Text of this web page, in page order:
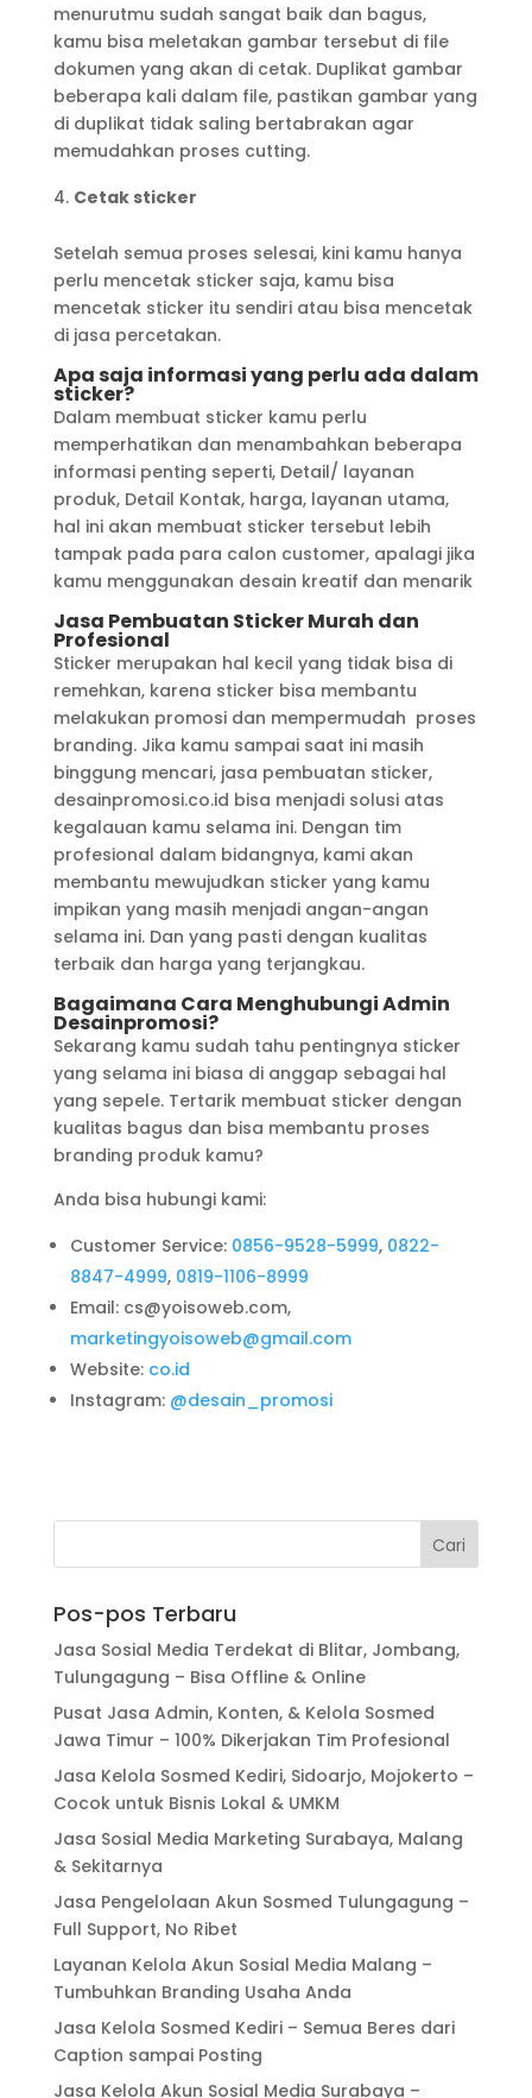
menurutmu sudah sangat baik dan bagus,
kamu bisa meletakan gambar tersebut di file
dokumen yang akan di cetak. Duplikat gambar
beberapa kali dalam file, pastikan gambar yang
di duplikat tidak saling bertabrakan agar
memudahkan proses cutting.
Cetak sticker
Setelah semua proses selesai, kini kamu hanya
perlu mencetak sticker saja, kamu bisa
mencetak sticker itu sendiri atau bisa mencetak
di jasa percetakan.
Apa saja informasi yang perlu ada dalam
sticker?
Dalam membuat sticker kamu perlu
memperhatikan dan menambahkan beberapa
informasi penting seperti, Detail/ layanan
produk, Detail Kontak, harga, layanan utama,
hal ini akan membuat sticker tersebut lebih
tampak pada para calon customer, apalagi jika
kamu menggunakan desain kreatif dan menarik
Jasa Pembuatan Sticker Murah dan
Profesional
Sticker merupakan hal kecil yang tidak bisa di
remehkan, karena sticker bisa membantu
melakukan promosi dan mempermudah proses
branding. Jika kamu sampai saat ini masih
binggung mencari, jasa pembuatan sticker,
desainpromosi.co.id bisa menjadi solusi atas
kegalauan kamu selama ini. Dengan tim
profesional dalam bidangnya, kami akan
membantu mewujudkan sticker yang kamu
impikan yang masih menjadi angan-angan
selama ini. Dan yang pasti dengan kualitas
terbaik dan harga yang terjangkau.
Bagaimana Cara Menghubungi Admin
Desainpromosi?
Sekarang kamu sudah tahu pentingnya sticker
yang selama ini biasa di anggap sebagai hal
yang sepele. Tertarik membuat sticker dengan
kualitas bagus dan bisa membantu proses
branding produk kamu?
Anda bisa hubungi kami:
Customer Service: 0856-9528-5999, 0822-
8847-4999, 0819-1106-8999
Email: cs@yoisoweb.com,
marketingyoisoweb@gmail.com
Website: co.id
Instagram: @desain_promosi
Pos-pos Terbaru
Jasa Sosial Media Terdekat di Blitar, Jombang,
Tulungagung – Bisa Offline & Online
Pusat Jasa Admin, Konten, & Kelola Sosmed
Jawa Timur – 100% Dikerjakan Tim Profesional
Jasa Kelola Sosmed Kediri, Sidoarjo, Mojokerto –
Cocok untuk Bisnis Lokal & UMKM
Jasa Sosial Media Marketing Surabaya, Malang
& Sekitarnya
Jasa Pengelolaan Akun Sosmed Tulungagung –
Full Support, No Ribet
Layanan Kelola Akun Sosial Media Malang –
Tumbuhkan Branding Usaha Anda
Jasa Kelola Sosmed Kediri – Semua Beres dari
Caption sampai Posting
Jasa Kelola Akun Sosial Media Surabaya –